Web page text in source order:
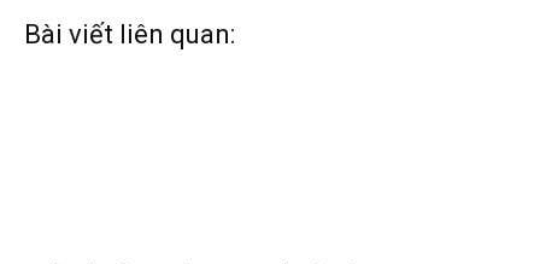
Bài viết liên quan: